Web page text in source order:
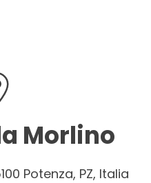
Morlino
Potenza, PZ, Italia